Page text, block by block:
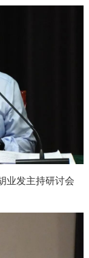
业发主持研讨会